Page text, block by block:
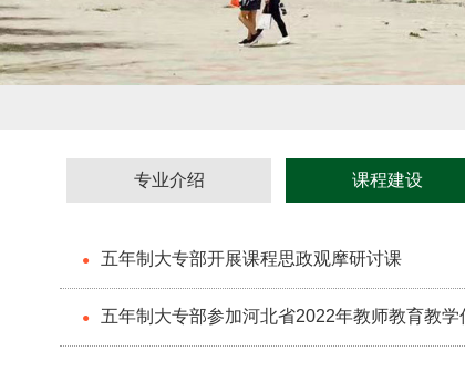
专业介绍 课程建设
● 五年制大专部开展课程思政观摩研讨课
● 五年制大专部参加河北省2022年教师教育教